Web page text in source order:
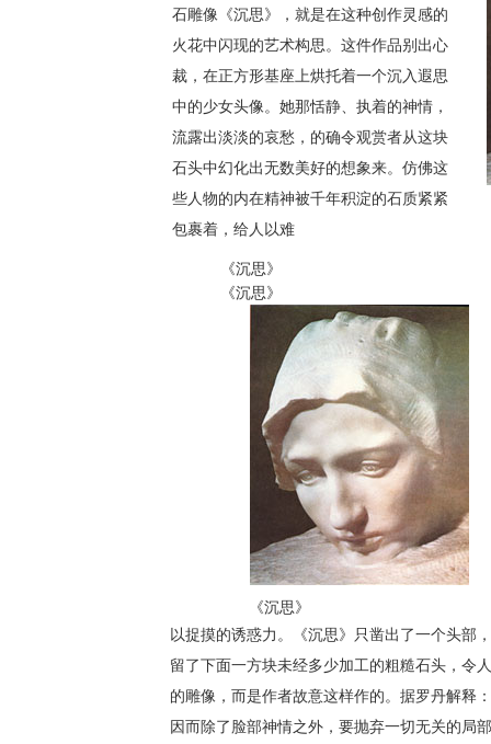
石雕像《沉思》，就是在这种创作灵感的
火花中闪现的艺术构思。这件作品别出心
裁，在正方形基座上烘托着一个沉入遐思
中的少女头像。她那恬静、执着的神情，
流露出淡淡的哀愁，的确令观赏者从这块
石头中幻化出无数美好的想象来。仿佛这
些人物的内在精神被千年积淀的石质紧紧
包裹着，给人以难
《沉思》
《沉思》
《沉思》
以捉摸的诱惑力。《沉思》只凿出了一个头部
留了下面一方块未经多少加工的粗糙石头，令
的雕像，而是作者故意这样作的。据罗丹解释
因而除了脸部神情之外，要抛弃一切无关的局